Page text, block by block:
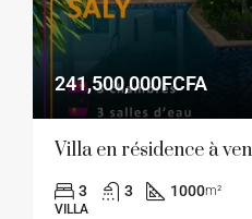
241,500,000FCFA
3 3 1000m²
VILLA